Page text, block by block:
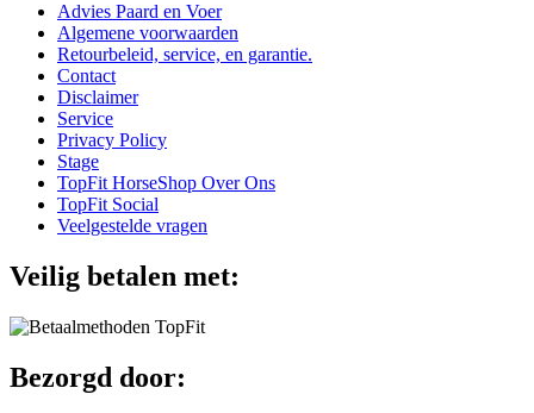
kan
Advies Paard en Voer
Algemene voorwaarden
Retourbeleid, service, en garantie.
Contact
Disclaimer
Service
Privacy Policy
Stage
TopFit HorseShop Over Ons
TopFit Social
Veelgestelde vragen
Veilig betalen met:
Bezorgd door: